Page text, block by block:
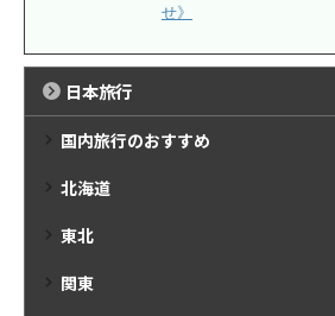
せ》
日本旅行
国内旅行のおすすめ
北海道
東北
関東